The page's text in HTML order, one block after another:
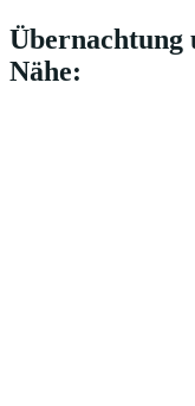
Übernachtung
Nähe: